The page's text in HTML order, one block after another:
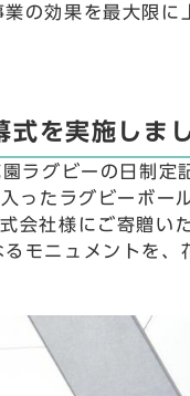
の効果を最大限
式を実施しま
ラグビーの日制
たラグビーボー
会社様にご寄贈い
モニュメントを